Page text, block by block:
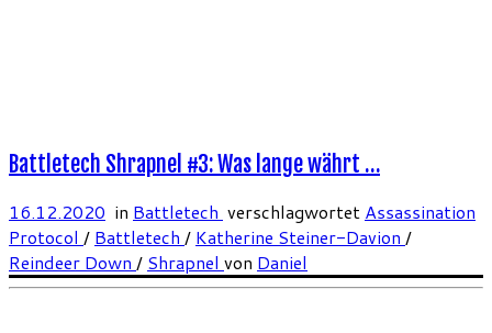
Battletech Shrapnel #3: Was lange währt …
16.12.2020 in Battletech verschlagwortet Assassination
Protocol / Battletech / Katherine Steiner-Davion /
Reindeer Down / Shrapnel von Daniel